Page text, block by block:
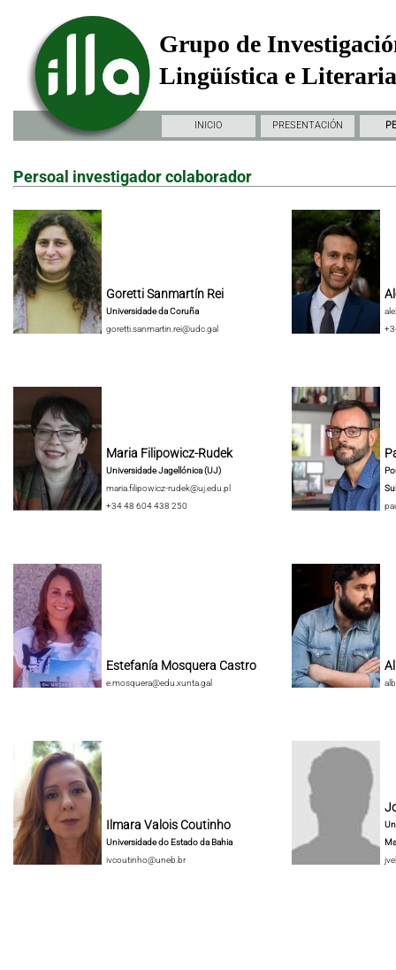
Grupo de
Lingüística e
INICIO PRESENTACIÓN
Persoal investigador colaborador
Goretti Sanmartín Rei
Universidade da Coruña
goretti.sanmartin.rei@udc.gal
Maria Filipowicz-Rudek
Universidade Jagellónica (UJ)
maria.filipowicz-rudek@uj.edu.pl
+34 48 604 438 250
Sul
Estefanía Mosquera Castro
e.mosquera@edu.xunta.gal
Ilmara Valois Coutinho
Universidade do Estado da Bahia
ivcoutinho@uneb.br